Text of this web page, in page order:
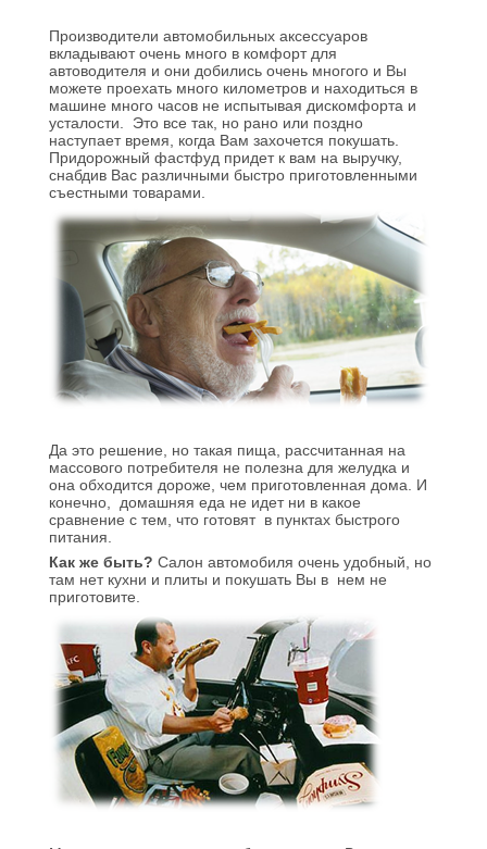
Производители автомобильных аксессуаров
вкладывают очень много в комфорт для
автоводителя и они добились очень многого и Вы
можете проехать много километров и находиться в
машине много часов не испытывая дискомфорта и
усталости.
Это все так, но рано или поздно
наступает время, когда Вам захочется покушать.
Придорожный фастфуд придет к вам на выручку,
снабдив Вас различными быстро приготовленными
съестными товарами.
Да это решение, но такая пища, рассчитанная на
массового потребителя не полезна для желудка и
она обходится дороже, чем приготовленная дома. И
конечно,
домашняя еда не идет ни в какое
сравнение с тем, что готовят в пунктах быстрого
питания.
Как же быть? Салон автомобиля очень удобный, но
там нет кухни и плиты и покушать Вы в нем не
приготовите.